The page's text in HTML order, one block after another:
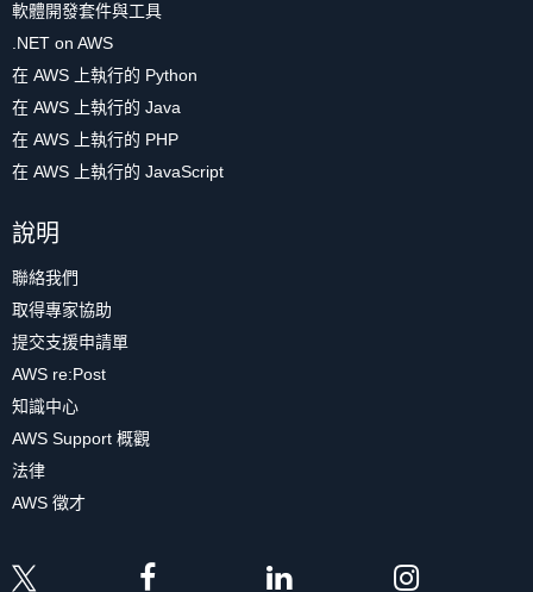
軟體開發套件與工具
.NET on AWS
在 AWS 上執行的 Python
在 AWS 上執行的 Java
在 AWS 上執行的 PHP
在 AWS 上執行的 JavaScript
說明
聯絡我們
取得專家協助
提交支援申請單
AWS re:Post
知識中心
AWS Support 概觀
法律
AWS 徵才